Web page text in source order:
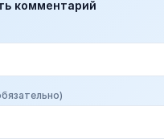
комментарий